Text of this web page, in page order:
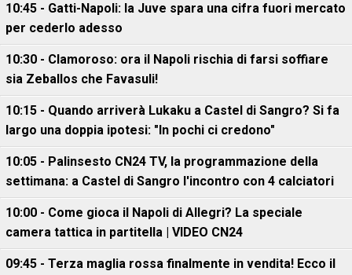
10:45 - Gatti-Napoli: la Juve spara una cifra fuori mercato
per cederlo adesso
10:30 - Clamoroso: ora il Napoli rischia di farsi soffiare
sia Zeballos che Favasuli!
10:15 - Quando arriverà Lukaku a Castel di Sangro? Si fa
largo una doppia ipotesi: "In pochi ci credono"
10:05 - Palinsesto CN24 TV, la programmazione della
settimana: a Castel di Sangro l'incontro con 4 calciatori
10:00 - Come gioca il Napoli di Allegri? La speciale
camera tattica in partitella | VIDEO CN24
09:45 - Terza maglia rossa finalmente in vendita! Ecco il